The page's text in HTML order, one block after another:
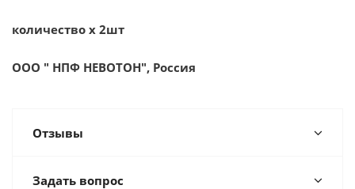
количество х 2шт
ООО " НПФ НЕВОТОН", Россия
Отзывы
Задать вопрос